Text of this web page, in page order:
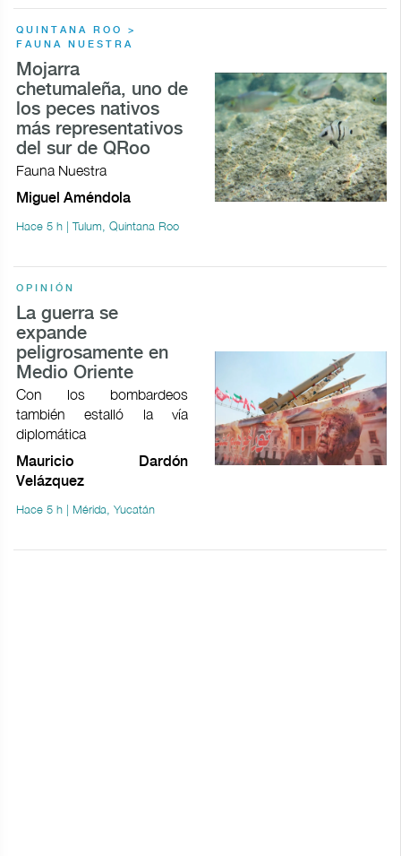
QUINTANA ROO >
FAUNA NUESTRA
Mojarra
chetumaleña, uno de
los peces nativos
más representativos
del sur de QRoo
Fauna Nuestra
Miguel Améndola
Hace 5 h | Tulum, Quintana Roo
OPINIÓN
La guerra se
expande
peligrosamente en
Medio Oriente
Con los bombardeos
también estalló la vía
diplomática
Mauricio Dardón
Velázquez
Hace 5 h | Mérida, Yucatán